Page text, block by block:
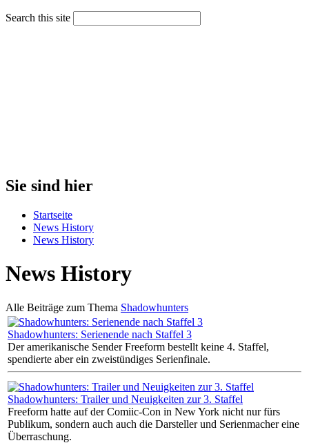
Search this site
Sie sind hier
Startseite
News History
News History
News History
Alle Beiträge zum Thema Shadowhunters
Shadowhunters: Serienende nach Staffel 3
Der amerikanische Sender Freeform bestellt keine 4. Staffel,
spendierte aber ein zweistündiges Serienfinale.
Shadowhunters: Trailer und Neuigkeiten zur 3. Staffel
Freeform hatte auf der Comiic-Con in New York nicht nur fürs
Publikum, sondern auch auch die Darsteller und Serienmacher eine
Überraschung.